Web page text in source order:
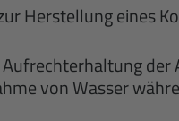
Herstellung eines
von Wasser